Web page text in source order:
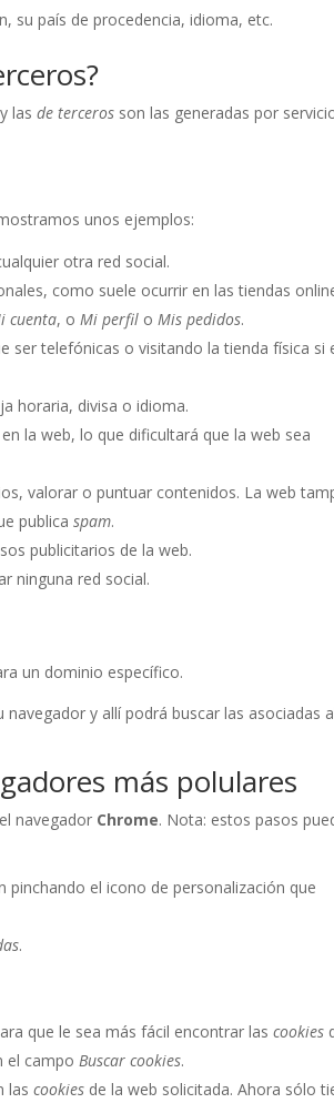
su país de procedencia, idioma, etc.
lasde terceros son las generadas por
unos ejemplos:
otra red social.
como suele ocurrir en las tiendas
cuenta, oMi perfil oMis pedidos.
ser telefónicas o visitando la tienda física si
horaria, divisa o idioma.
la web, lo que dificultará que la web sea
valorar o puntuar contenidos. La web
publicaspam.
publicitarios de la web.
ninguna red social.
un dominio específico.
y allí podrá buscar las asociadas
más polulares
navegador Chrome. Nota: estos pasos
pinchando el icono de personalización que
.
que le sea más fácil encontrar lascookies
el campoBuscar cookies.
lascookies de la web solicitada. Ahora sólo